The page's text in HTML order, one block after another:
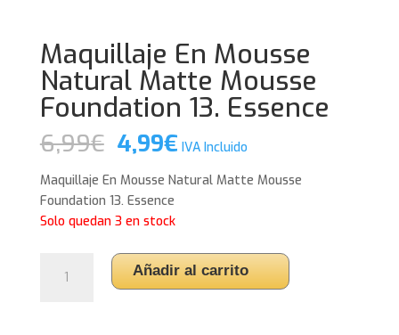
Maquillaje En Mousse
Natural Matte Mousse
Foundation 13. Essence
6,99€ El
precio
original
era:
6,99€.
4,99€El
actual
IVA Incluido
Maquillaje En Mousse Natural Matte Mousse
Foundation 13. Essence
Solo quedan 3 en stock
Añadir al carrito